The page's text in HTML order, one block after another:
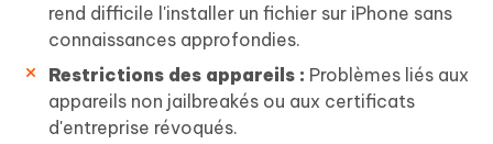
rend difficile l'installer un fichier sur iPhone sans
connaissances approfondies.
Restrictions des appareils : Problèmes liés aux
appareils non jailbreakés ou aux certificats
d'entreprise révoqués.